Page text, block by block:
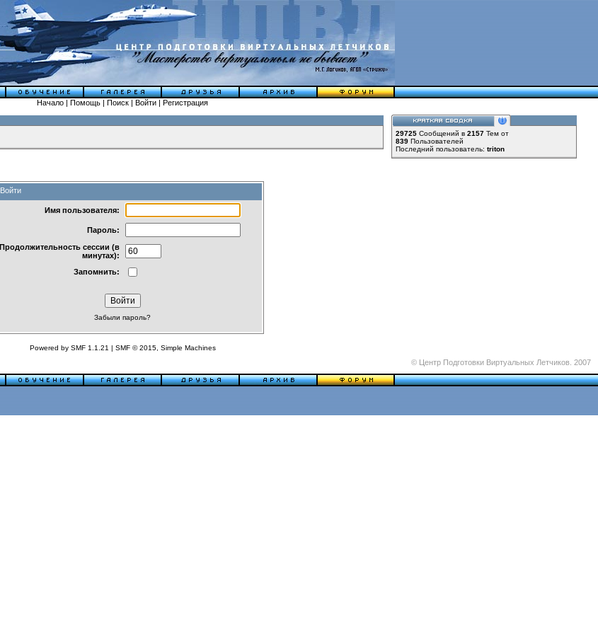
Начало | Помощь | Поиск | Войти | Регистрация
29725 Сообщений в 2157 Тем от
839 Пользователей
Последний пользователь: triton
Войти
Имя пользователя:
Пароль:
Продолжительность сессии (в
минутах):
Запомнить:
Забыли пароль?
Powered by SMF 1.1.21 | SMF © 2015, Simple Machines
© Центр Подготовки Виртуальных Летчиков. 2007